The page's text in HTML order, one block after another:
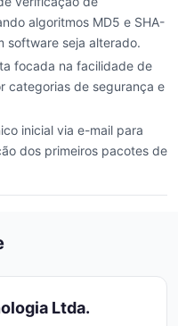
algoritmos MD5 e SHA-
software seja alterado.
focada na facilidade de
categorias de segurança e
inicial via e-mail para
dos primeiros pacotes de
Ltda.